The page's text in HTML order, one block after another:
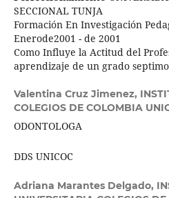
SECCIONAL TUNJA
Formación En Investigación
Enerode2001 - de 2001
Como Influye la Actitud del
aprendizaje de un grado septimo
Valentina Cruz Jimenez,
COLEGIOS DE COLOMBIA
ODONTOLOGA
DDS UNICOC
Adriana Marantes Delgado,